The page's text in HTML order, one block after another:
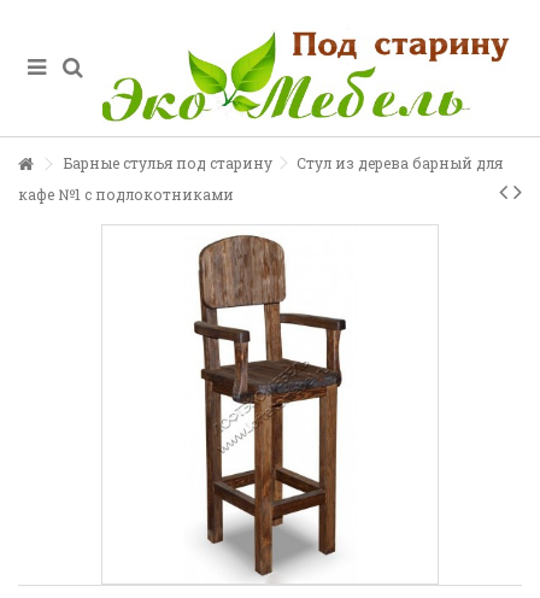
Барные стулья под старину
Стул из дерева барный для
кафе №1 с подлокотниками